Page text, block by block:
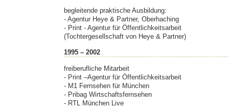
begleitende praktische Ausbildung:
- Agentur Heye & Partner, Oberhaching
- Print - Agentur für Öffentlichkeitsarbeit
(Tochtergesellschaft von Heye & Partner)
1995 – 2002
freiberufliche Mitarbeit
- Print –Agentur für Öffentlichkeitsarbeit
- M1 Fernsehen für München
- Pribag Wirtschaftsfernsehen
- RTL München Live